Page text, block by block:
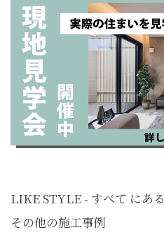
LIKE STYLE - すべて にある
その他の施工事例